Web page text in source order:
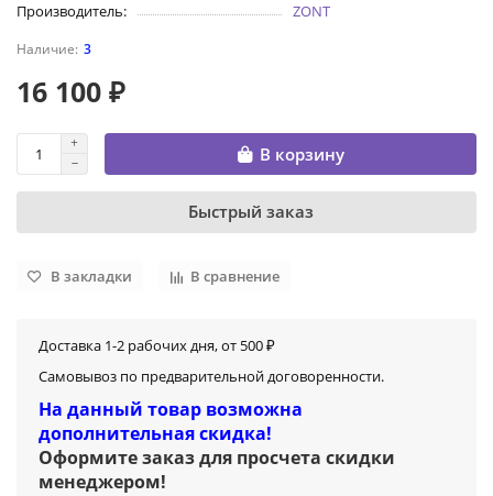
Производитель:
ZONT
3
16 100 ₽
В корзину
Быстрый заказ
В закладки В сравнение
Доставка 1-2 рабочих дня, от 500 ₽
Самовывоз по предварительной договоренности.
На данный товар возможна
дополнительная скидка!
Оформите заказ для просчета скидки
менеджером!